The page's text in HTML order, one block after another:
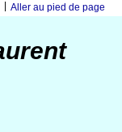
Aller au pied de page